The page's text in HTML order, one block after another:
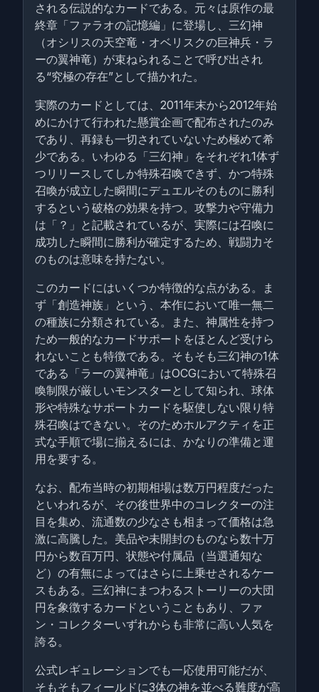
される伝説的なカードである。元々は原作の最
終章「ファラオの記憶編」に登場し、三幻神
（オシリスの天空竜・オベリスクの巨神兵・ラ
ーの翼神竜）が束ねられることで呼び出され
る“究極の存在”として描かれた。
実際のカードとしては、2011年末から2012年始
めにかけて行われた懸賞企画で配布されたのみ
であり、再録も一切されていないため極めて希
少である。いわゆる「三幻神」をそれぞれ1体ず
つリリースしてしか特殊召喚できず、かつ特殊
召喚が成立した瞬間にデュエルそのものに勝利
するという破格の効果を持つ。攻撃力や守備力
は「？」と記載されているが、実際には召喚に
成功した瞬間に勝利が確定するため、戦闘力そ
のものは意味を持たない。
このカードにはいくつか特徴的な点がある。ま
ず「創造神族」という、本作において唯一無二
の種族に分類されている。また、神属性を持つ
ため一般的なカードサポートをほとんど受けら
れないことも特徴である。そもそも三幻神の1体
である「ラーの翼神竜」はOCGにおいて特殊召
喚制限が厳しいモンスターとして知られ、球体
形や特殊なサポートカードを駆使しない限り特
殊召喚はできない。そのためホルアクティを正
式な手順で場に揃えるには、かなりの準備と運
用を要する。
なお、配布当時の初期相場は数万円程度だった
といわれるが、その後世界中のコレクターの注
目を集め、流通数の少なさも相まって価格は急
激に高騰した。美品や未開封のものなら数十万
円から数百万円、状態や付属品（当選通知な
ど）の有無によってはさらに上乗せされるケー
スもある。三幻神にまつわるストーリーの大団
円を象徴するカードということもあり、ファ
ン・コレクターいずれからも非常に高い人気を
誇る。
公式レギュレーションでも一応使用可能だが、
そもそもフィールドに3体の神を並べる難度が高